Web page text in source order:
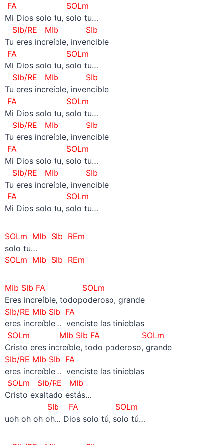
FA SOLm
Mi Dios solo tu, solo tu…
SIb/RE MIb SIb
Tu eres increíble, invencible
FA SOLm
Mi Dios solo tu, solo tu…
SIb/RE MIb SIb
Tu eres increíble, invencible
FA SOLm
Mi Dios solo tu, solo tu…
SIb/RE MIb SIb
Tu eres increíble, invencible
FA SOLm
Mi Dios solo tu, solo tu…
SIb/RE MIb SIb
Tu eres increíble, invencible
FA SOLm
Mi Dios solo tu, solo tu…
SOLm MIb SIb REm
solo tu…
SOLm MIb SIb REm
MIb SIb FA SOLm
Eres increíble, todopoderoso, grande
SIb/RE MIb SIb FA
eres increíble… venciste las tinieblas
SOLm MIb SIb FA SOLm
Cristo eres increíble, todo poderoso, grande
SIb/RE MIb SIb FA
eres increíble… venciste las tinieblas
SOLm SIb/RE
MIb
Cristo exaltado estás…
SIb FA SOLm
uoh oh oh oh… Dios solo tú, solo tú…